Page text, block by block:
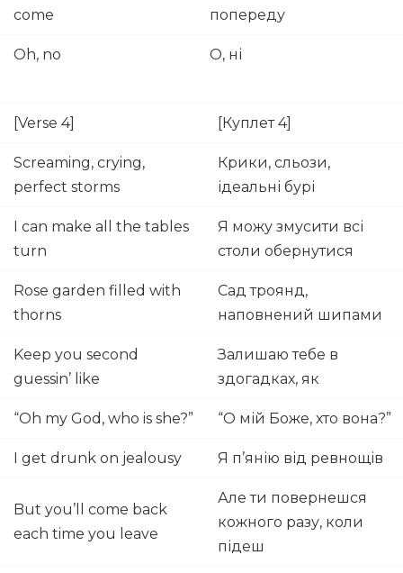
come
попереду
Oh, no О, ні
[Verse 4] [Куплет 4]
Screaming, crying,
perfect storms
Крики, сльози,
ідеальні бурі
I can make all the tables
turn
Я можу змусити всі
столи обернутися
Rose garden filled with
thorns
Сад троянд,
наповнений шипами
Keep you second
guessin’ like
Залишаю тебе в
здогадках, як
“Oh my God, who is she?” “О мій Боже, хто вона?”
I get drunk on jealousy Я п’янію від ревнощів
But you’ll come back
each time you leave
Але ти повернешся
кожного разу, коли
підеш